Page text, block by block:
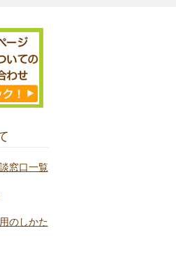
窓口一覧
のしかた